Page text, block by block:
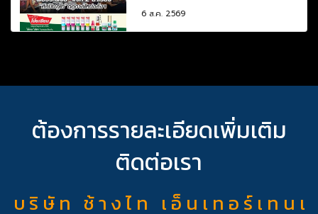
6 ส.ค. 2569
ต้องการรายละเอียดเพิ่มเติม
ติดต่อเรา
บ ริ ษั ท ช้ า ง ไ ท เ อ็ น เ ท อ ร์ เ ท น เ